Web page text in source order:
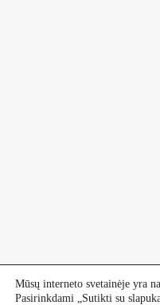
Mūsų interneto svetainėje yra
Pasirinkdami „Sutikti su